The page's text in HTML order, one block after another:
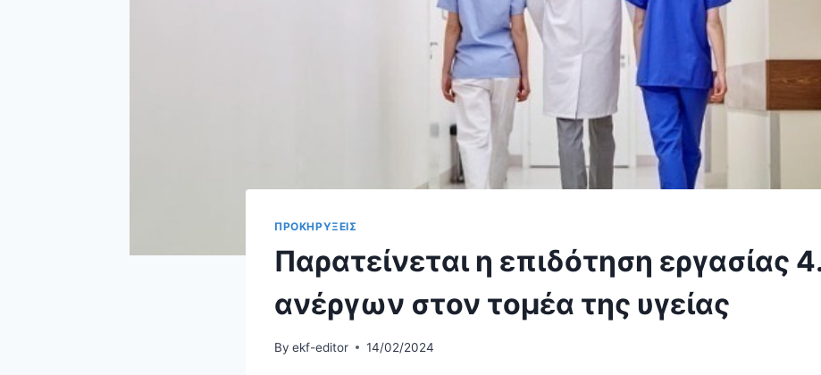
ΠΡΟΚΗΡΥΞΕΙΣ
Παρατείνεται η επιδότηση εργασίας
ανέργων στον τομέα της υγείας
By ekf-editor 14/02/2024